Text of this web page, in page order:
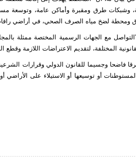
وشبكات طرق ومقبرة وأماكن عامة، وتوسعة
لضخ مياه الصرف الصحي، في أراضي رافات،
مع الجهات الرسمية المختصة ممثلة
المختلفة، لتقديم الاعتراضات اللازمة
أو توسيعها أو الاستيلاء على